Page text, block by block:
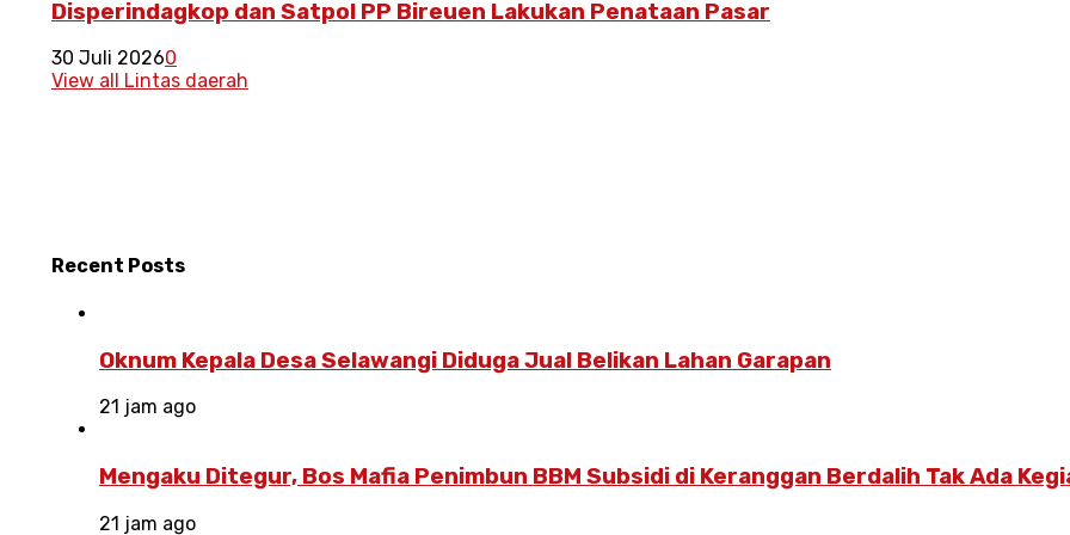
Disperindagkop dan Satpol PP Bireuen Lakukan Penataan Pasar
30 Juli 20260
View all Lintas daerah
Recent Posts
Oknum Kepala Desa Selawangi Diduga Jual Belikan Lahan Garapan
21 jam ago
Mengaku Ditegur, Bos Mafia Penimbun BBM Subsidi di Keranggan Berdalih Tak Ada
21 jam ago